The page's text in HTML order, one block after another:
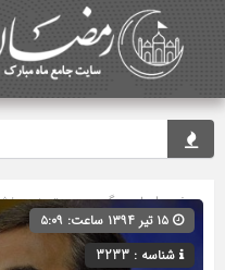
صفحه اصلی» گروه » دسته‌بندی
شناسه : 3233